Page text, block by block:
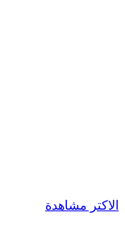
الاكتر مشاهدة